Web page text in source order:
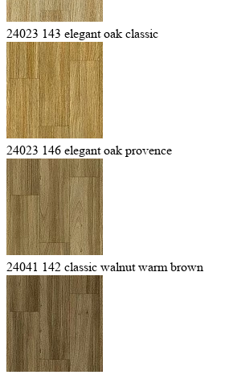
24023 143 elegant oak classic
24023 146 elegant oak provence
24041 142 classic walnut warm brown